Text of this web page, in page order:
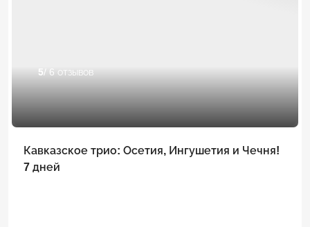
5/ 6 отзывов
Кавказское трио: Осетия, Ингушетия и Чечня!
7 дней